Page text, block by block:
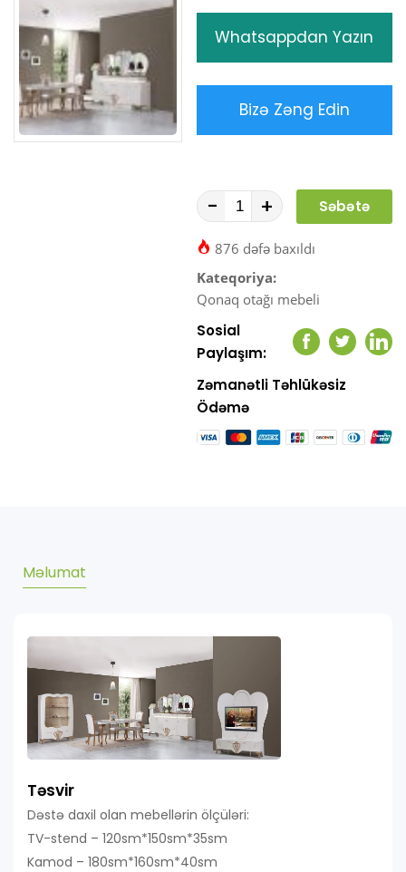
Whatsappdan Yazın
Bizə Zəng Edin
- +
Səbətə
876 dəfə baxıldı
Kateqoriya:
Qonaq otağı mebeli
Sosial
Paylaşım:
Facebook
Twitter
Zəmanətli Təhlükəsiz
Ödəmə
Məlumat
Təsvir
Dəstə daxil olan mebellərin ölçüləri:
TV-stend – 120sm*150sm*35sm
Kamod – 180sm*160sm*40sm